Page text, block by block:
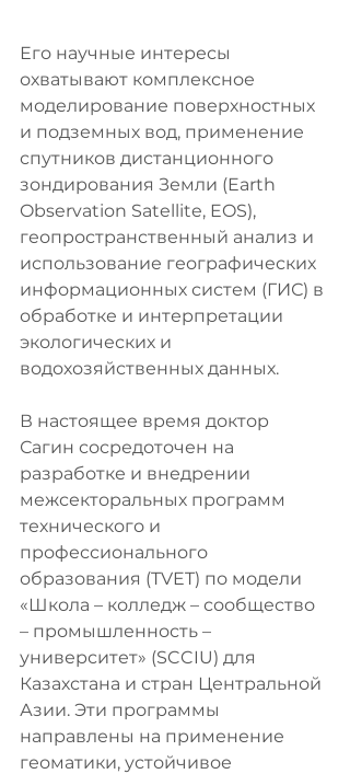
Его научные интересы
охватывают комплексное
моделирование поверхностных
и подземных вод, применение
спутников дистанционного
зондирования Земли (Earth
Observation Satellite, EOS),
геопространственный анализ и
использование географических
информационных систем (ГИС) в
обработке и интерпретации
экологических и
водохозяйственных данных.
В настоящее время доктор
Сагин сосредоточен на
разработке и внедрении
межсекторальных программ
технического и
профессионального
образования (TVET) по модели
«Школа – колледж – сообщество
– промышленность –
университет» (SCCIU) для
Казахстана и стран Центральной
Азии. Эти программы
направлены на применение
геоматики, устойчивое